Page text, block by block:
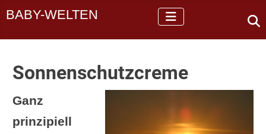
BABY-WELTEN
Sonnenschutzcreme
Ganz
prinzipiell